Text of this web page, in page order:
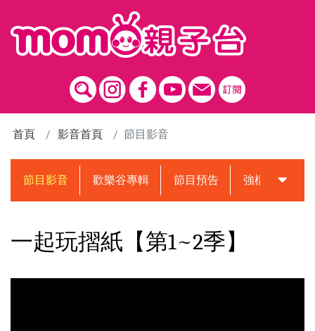
首頁 影音首頁 節目影音
節目影音 歡樂谷專輯 節目預告 強檔動畫預告
一起玩摺紙【第1~2季】